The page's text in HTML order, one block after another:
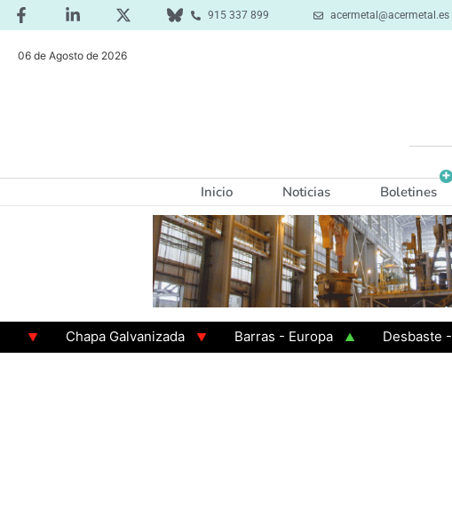
915 337 899 acermetal@acermetal.es
06 de Agosto de 2026
Inicio Noticias Boletines
Chapa Galvanizada Barras - Europa Desbaste - Asia